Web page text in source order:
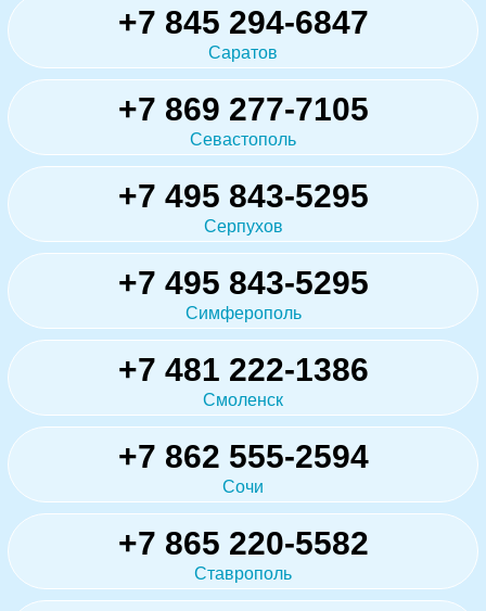
+7 845 294-6847
Саратов
+7 869 277-7105
Севастополь
+7 495 843-5295
Серпухов
+7 495 843-5295
Симферополь
+7 481 222-1386
Смоленск
+7 862 555-2594
Сочи
+7 865 220-5582
Ставрополь